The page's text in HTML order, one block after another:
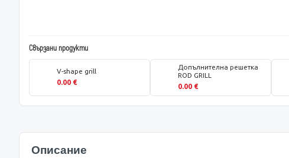
Свързани продукти
V-shape grill
0.00 €
Допълнителна решетка
ROD GRILL
0.00 €
Описание